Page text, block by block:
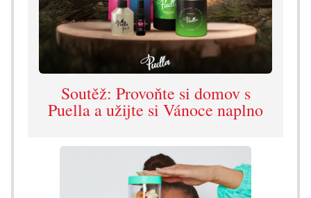
Soutěž: Provoňte si domov s
Puella a užijte si Vánoce naplno